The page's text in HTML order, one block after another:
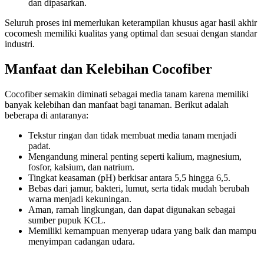
dan dipasarkan.
Seluruh proses ini memerlukan keterampilan khusus agar hasil akhir
cocomesh memiliki kualitas yang optimal dan sesuai dengan standar
industri.
Manfaat dan Kelebihan Cocofiber
Cocofiber semakin diminati sebagai media tanam karena memiliki
banyak kelebihan dan manfaat bagi tanaman. Berikut adalah
beberapa di antaranya:
Tekstur ringan dan tidak membuat media tanam menjadi
padat.
Mengandung mineral penting seperti kalium, magnesium,
fosfor, kalsium, dan natrium.
Tingkat keasaman (pH) berkisar antara 5,5 hingga 6,5.
Bebas dari jamur, bakteri, lumut, serta tidak mudah berubah
warna menjadi kekuningan.
Aman, ramah lingkungan, dan dapat digunakan sebagai
sumber pupuk KCL.
Memiliki kemampuan menyerap udara yang baik dan mampu
menyimpan cadangan udara.